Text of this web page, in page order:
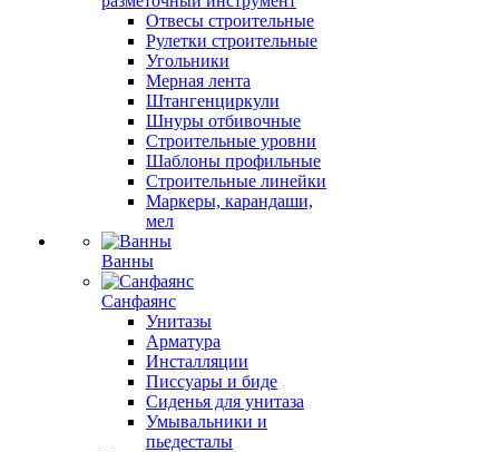
Отвесы строительные
Рулетки строительные
Угольники
Мерная лента
Штангенциркули
Шнуры отбивочные
Строительные уровни
Шаблоны профильные
Строительные линейки
Маркеры, карандаши,
мел
Ванны
Санфаянс
Унитазы
Арматура
Инсталляции
Писсуары и биде
Сиденья для унитаза
Умывальники и
пьедесталы